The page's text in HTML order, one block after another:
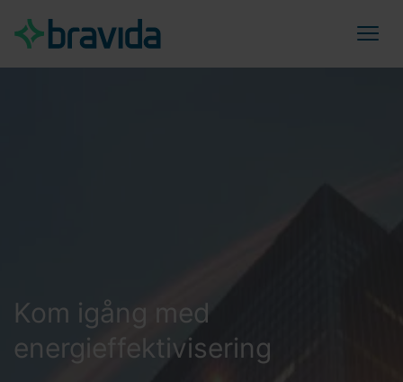
Kom igång med
energieffektivisering